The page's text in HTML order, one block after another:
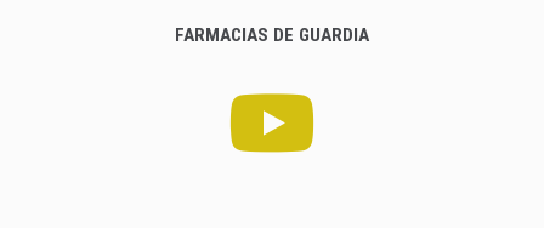
FARMACIAS DE GUARDIA